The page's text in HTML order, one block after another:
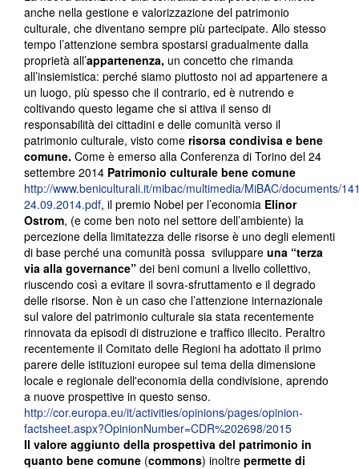
anche nella gestione e valorizzazione del patrimonio
culturale, che diventano sempre più partecipate. Allo stesso
tempo l’attenzione sembra spostarsi gradualmente dalla
proprietà all’appartenenza, un concetto che rimanda
all’insiemistica: perché siamo piuttosto noi ad appartenere a
un luogo, più spesso che il contrario, ed è nutrendo e
coltivando questo legame che si attiva il senso di
responsabilità dei cittadini e delle comunità verso il
patrimonio culturale, visto come risorsa condivisa e bene
comune. Come è emerso alla Conferenza di Torino del 24
settembre 2014 Patrimonio culturale bene comune
http://www.beniculturali.it/mibac/multimedia/MiBAC/documents/
24.09.2014.pdf, il premio Nobel per l’economia Elinor
Ostrom, (e come ben noto nel settore dell’ambiente) la
percezione della limitatezza delle risorse è uno degli elementi
di base perché una comunità possa sviluppare una “terza
via alla governance” dei beni comuni a livello collettivo,
riuscendo così a evitare il sovra-sfruttamento e il degrado
delle risorse. Non è un caso che l’attenzione internazionale
sul valore del patrimonio culturale sia stata recentemente
rinnovata da episodi di distruzione e traffico illecito. Peraltro
recentemente il Comitato delle Regioni ha adottato il primo
parere delle istituzioni europee sul tema della dimensione
locale e regionale dell'economia della condivisione, aprendo
a nuove prospettive in questo senso.
http://cor.europa.eu/it/activities/opinions/pages/opinion-
factsheet.aspx?OpinionNumber=CDR%202698/2015
Il valore aggiunto della prospettiva del patrimonio in
quanto bene comune (commons) inoltre permette di